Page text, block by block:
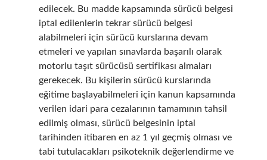
edilecek. Bu madde kapsamında sürücü belgesi
iptal edilenlerin tekrar sürücü belgesi
alabilmeleri için sürücü kurslarına devam
etmeleri ve yapılan sınavlarda başarılı olarak
motorlu taşıt sürücüsü sertifikası almaları
gerekecek. Bu kişilerin sürücü kurslarında
eğitime başlayabilmeleri için kanun kapsamında
verilen idari para cezalarının tamamının tahsil
edilmiş olması, sürücü belgesinin iptal
tarihinden itibaren en az 1 yıl geçmiş olması ve
tabi tutulacakları psikoteknik değerlendirme ve